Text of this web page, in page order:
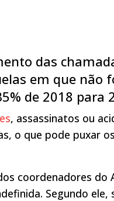
das
em que não
de 2018 para
, assassinatos ou
o que pode puxar
coordenadores do
Segundo ele,